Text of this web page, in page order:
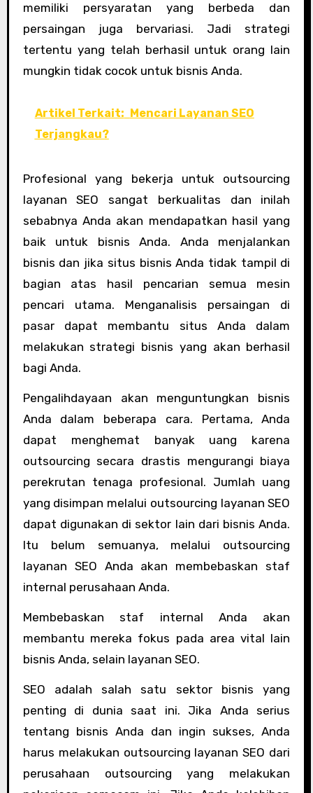
memiliki persyaratan yang berbeda dan
persaingan juga bervariasi. Jadi strategi
tertentu yang telah berhasil untuk orang lain
mungkin tidak cocok untuk bisnis Anda.
Artikel Terkait: Mencari Layanan SEO
Terjangkau?
Profesional yang bekerja untuk outsourcing
layanan SEO sangat berkualitas dan inilah
sebabnya Anda akan mendapatkan hasil yang
baik untuk bisnis Anda. Anda menjalankan
bisnis dan jika situs bisnis Anda tidak tampil di
bagian atas hasil pencarian semua mesin
pencari utama. Menganalisis persaingan di
pasar dapat membantu situs Anda dalam
melakukan strategi bisnis yang akan berhasil
bagi Anda.
Pengalihdayaan akan menguntungkan bisnis
Anda dalam beberapa cara. Pertama, Anda
dapat menghemat banyak uang karena
outsourcing secara drastis mengurangi biaya
perekrutan tenaga profesional. Jumlah uang
yang disimpan melalui outsourcing layanan SEO
dapat digunakan di sektor lain dari bisnis Anda.
Itu belum semuanya, melalui outsourcing
layanan SEO Anda akan membebaskan staf
internal perusahaan Anda.
Membebaskan staf internal Anda akan
membantu mereka fokus pada area vital lain
bisnis Anda, selain layanan SEO.
SEO adalah salah satu sektor bisnis yang
penting di dunia saat ini. Jika Anda serius
tentang bisnis Anda dan ingin sukses, Anda
harus melakukan outsourcing layanan SEO dari
perusahaan outsourcing yang melakukan